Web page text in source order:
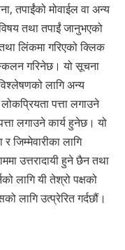
तपाईंको मोवाईल वा अन्य
तथा तपाईं जानुभएको
लिंकमा गरिएको क्लिक
गरिनेछ। यो सूचना
लागि अन्य
पत्ता लगाउने
लगाउने कार्य हुनेछ। यो
जिम्मेवारीका लागि
उत्तरादायी हुने छैन तथा
लागि यी तेश्रो पक्षको
लागि उत्प्रेरित गर्दछौं।